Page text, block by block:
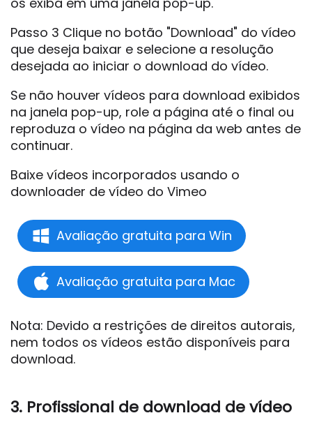
Passo 3 Clique no botão "Download" do vídeo
que deseja baixar e selecione a resolução
desejada ao iniciar o download do vídeo.
Se não houver vídeos para download exibidos
na janela pop-up, role a página até o final ou
reproduza o vídeo na página da web antes de
continuar.
Baixe vídeos incorporados usando o
downloader de vídeo do Vimeo
Avaliação gratuita para Win
Avaliação gratuita para Mac
Nota: Devido a restrições de direitos autorais,
nem todos os vídeos estão disponíveis para
download.
3. Profissional de download de vídeo